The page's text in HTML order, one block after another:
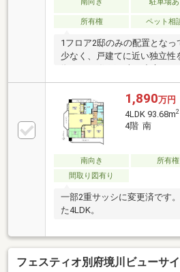
南向き 駐車場あ
所有権
ペット相
1フロア2邸のみの配置とな
少なく、戸建てに近い独立性
り、室内には自然光が入りや
空間となっています。 風通
日常の暮らしを心地よく過ごせる
エリアは生活利便施設も多く
も便利な住環境です。 戸建
ションならではの利便性を兼
討ください。
1,890万円
4LDK 93.68m2
4階 南
南向き 所有権
間取り図有り
一部2重サッシに変更済です
た4LDK。
フェスティオ別府境川ビューサ